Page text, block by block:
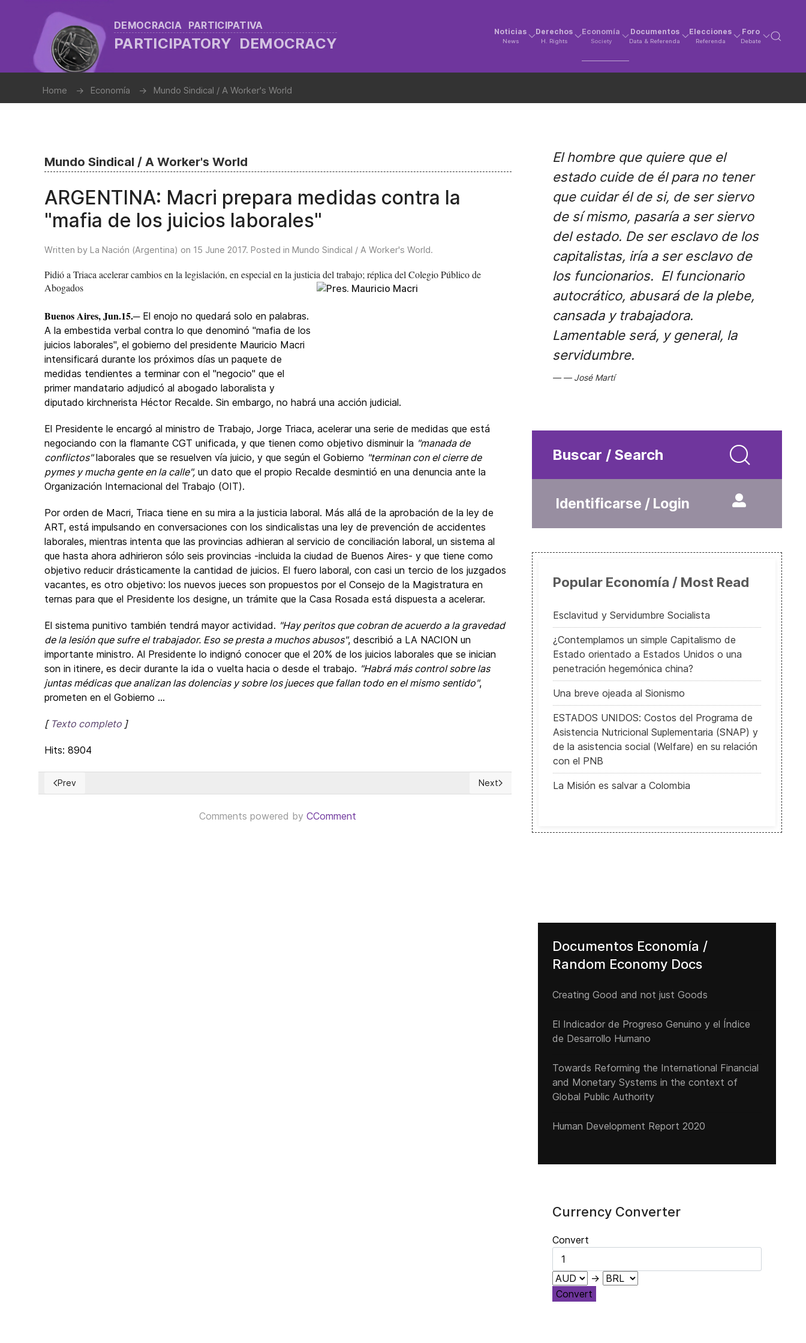
DEMOCRACIA PARTICIPATIVA
PARTICIPATORY DEMOCRACY
Noticias
News
Derechos
H. Rights
Economía
Society
Documentos
Data & Referenda
Elecciones
Referenda
Foro
Debate
Home Economía Mundo Sindical / A Worker's World
Mundo Sindical / A Worker's World
ARGENTINA: Macri prepara medidas contra la
"mafia de los juicios laborales"
Written by La Nación (Argentina) on 15 June 2017. Posted in Mundo Sindical / A Worker's World.
Pidió a Triaca acelerar cambios en la legislación, en especial en la justicia del trabajo; réplica del Colegio Público de
Abogados
Buenos Aires, Jun.15.─ El enojo no quedará solo en palabras.
A la embestida verbal contra lo que denominó "mafia de los
juicios laborales", el gobierno del presidente Mauricio Macri
intensificará durante los próximos días un paquete de
medidas tendientes a terminar con el "negocio" que el
primer mandatario adjudicó al abogado laboralista y
diputado kirchnerista Héctor Recalde. Sin embargo, no habrá una acción judicial.
El Presidente le encargó al ministro de Trabajo, Jorge Triaca, acelerar una serie de medidas que está
negociando con la flamante CGT unificada, y que tienen como objetivo disminuir la "manada de
conflictos"laborales que se resuelven vía juicio, y que según el Gobierno "terminan con el cierre de
pymes y mucha gente en la calle", un dato que el propio Recalde desmintió en una denuncia ante la
Organización Internacional del Trabajo (OIT).
Por orden de Macri, Triaca tiene en su mira a la justicia laboral. Más allá de la aprobación de la ley de
ART, está impulsando en conversaciones con los sindicalistas una ley de prevención de accidentes
laborales, mientras intenta que las provincias adhieran al servicio de conciliación laboral, un sistema al
que hasta ahora adhirieron sólo seis provincias -incluida la ciudad de Buenos Aires- y que tiene como
objetivo reducir drásticamente la cantidad de juicios. El fuero laboral, con casi un tercio de los juzgados
vacantes, es otro objetivo: los nuevos jueces son propuestos por el Consejo de la Magistratura en
ternas para que el Presidente los designe, un trámite que la Casa Rosada está dispuesta a acelerar.
El sistema punitivo también tendrá mayor actividad. "Hay peritos que cobran de acuerdo a la gravedad
de la lesión que sufre el trabajador. Eso se presta a muchos abusos", describió a LA NACION un
importante ministro. Al Presidente lo indignó conocer que el 20% de los juicios laborales que se inician
son in itinere, es decir durante la ida o vuelta hacia o desde el trabajo. "Habrá más control sobre las
juntas médicas que analizan las dolencias y sobre los jueces que fallan todo en el mismo sentido",
prometen en el Gobierno ...
[ Texto completo ]
Hits: 8904
Previous article: OIT está al tanto de la persecución contra trabajadores por rechazo a la constituyente
Prev Next article: Día del Trabajo, Día Mundial de la Libertad de Prensa
Next
Comments powered byCComment
El hombre que quiere que el
estado cuide de él para no tener
que cuidar él de si, de ser siervo
de sí mismo, pasaría a ser siervo
del estado. De ser esclavo de los
capitalistas, iría a ser esclavo de
los funcionarios. El funcionario
autocrático, abusará de la plebe,
cansada y trabajadora.
Lamentable será, y general, la
servidumbre.
José Martí
Buscar / Search
Identificarse / Login
Popular Economía / Most Read
Esclavitud y Servidumbre Socialista
¿Contemplamos un simple Capitalismo de
Estado orientado a Estados Unidos o una
penetración hegemónica china?
Una breve ojeada al Sionismo
ESTADOS UNIDOS: Costos del Programa de
Asistencia Nutricional Suplementaria (SNAP) y
de la asistencia social (Welfare) en su relación
con el PNB
La Misión es salvar a Colombia
Documentos Economía /
Random Economy Docs
Creating Good and not just Goods
El Indicador de Progreso Genuino y el Índice
de Desarrollo Humano
Towards Reforming the International Financial
and Monetary Systems in the context of
Global Public Authority
Human Development Report 2020
Currency Converter
Convert
→
Convert